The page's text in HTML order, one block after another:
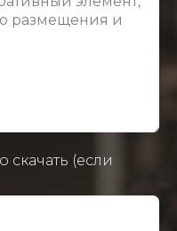
скачать (если